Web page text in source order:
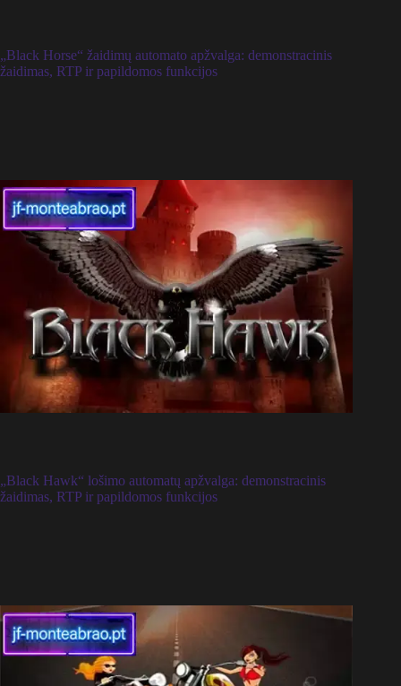
„Black Horse“ žaidimų automato apžvalga: demonstracinis
žaidimas, RTP ir papildomos funkcijos
„Black Hawk“ lošimo automatų apžvalga: demonstracinis
žaidimas, RTP ir papildomos funkcijos